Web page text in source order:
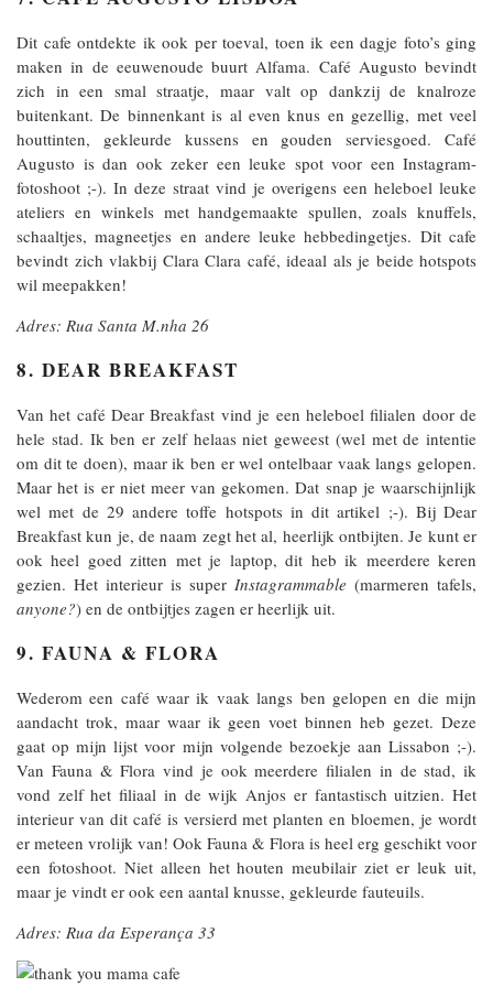
Dit cafe ontdekte ik ook per toeval, toen ik een dagje foto’s ging
maken in de eeuwenoude buurt Alfama. Café Augusto bevindt
zich in een smal straatje, maar valt op dankzij de knalroze
buitenkant. De binnenkant is al even knus en gezellig, met veel
houttinten, gekleurde kussens en gouden serviesgoed. Café
Augusto is dan ook zeker een leuke spot voor een Instagram-
fotoshoot ;-). In deze straat vind je overigens een heleboel leuke
ateliers en winkels met handgemaakte spullen, zoals knuffels,
schaaltjes, magneetjes en andere leuke hebbedingetjes. Dit cafe
bevindt zich vlakbij Clara Clara café, ideaal als je beide hotspots
wil meepakken!
Adres: Rua Santa M.nha 26
8. DEAR BREAKFAST
Van het café Dear Breakfast vind je een heleboel filialen door de
hele stad. Ik ben er zelf helaas niet geweest (wel met de intentie
om dit te doen), maar ik ben er wel ontelbaar vaak langs gelopen.
Maar het is er niet meer van gekomen. Dat snap je waarschijnlijk
wel met de 29 andere toffe hotspots in dit artikel ;-). Bij Dear
Breakfast kun je, de naam zegt het al, heerlijk ontbijten. Je kunt er
ook heel goed zitten met je laptop, dit heb ik meerdere keren
gezien. Het interieur is super Instagrammable (marmeren tafels,
anyone?) en de ontbijtjes zagen er heerlijk uit.
9. FAUNA & FLORA
Wederom een café waar ik vaak langs ben gelopen en die mijn
aandacht trok, maar waar ik geen voet binnen heb gezet. Deze
gaat op mijn lijst voor mijn volgende bezoekje aan Lissabon ;-).
Van Fauna & Flora vind je ook meerdere filialen in de stad, ik
vond zelf het filiaal in de wijk Anjos er fantastisch uitzien. Het
interieur van dit café is versierd met planten en bloemen, je wordt
er meteen vrolijk van! Ook Fauna & Flora is heel erg geschikt voor
een fotoshoot. Niet alleen het houten meubilair ziet er leuk uit,
maar je vindt er ook een aantal knusse, gekleurde fauteuils.
Adres: Rua da Esperança 33